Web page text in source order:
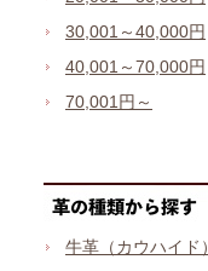
30,001～40,000円
40,001～70,000円
70,001円～
牛革（カウハイド）